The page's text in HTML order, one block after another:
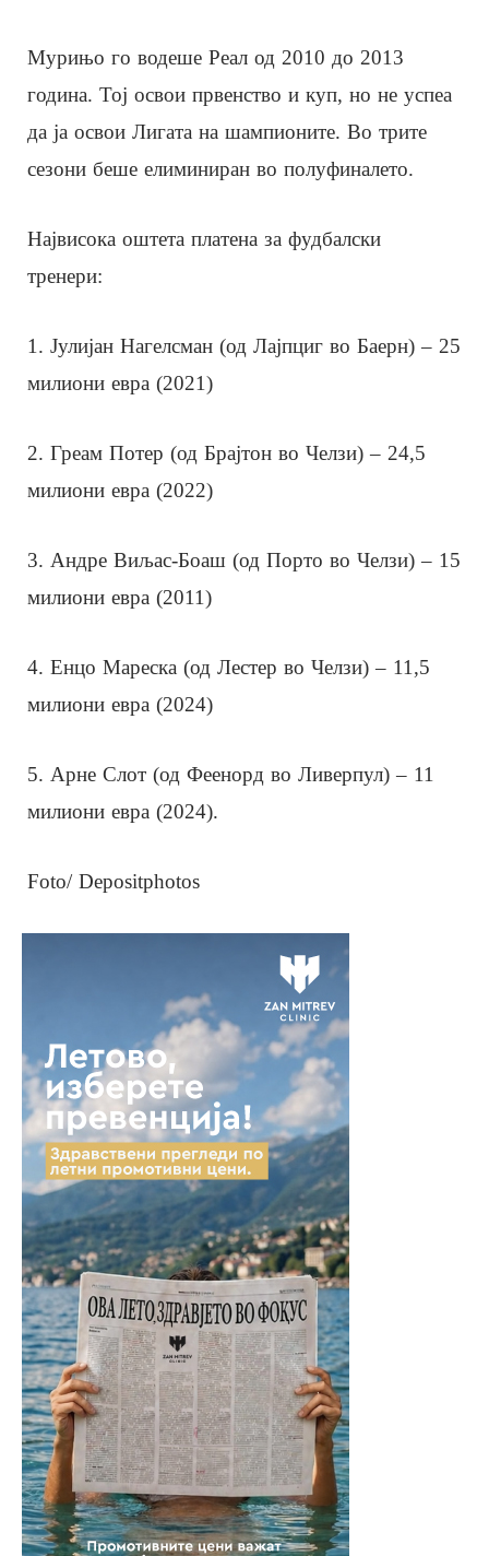
Мурињо го водеше Реал од 2010 до 2013
година. Тој освои првенство и куп, но не успеа
да ја освои Лигата на шампионите. Во трите
сезони беше елиминиран во полуфиналето.
Највисока оштета платена за фудбалски
тренери:
1. Јулијан Нагелсман (од Лајпциг во Баерн) – 25
милиони евра (2021)
2. Греам Потер (од Брајтон во Челзи) – 24,5
милиони евра (2022)
3. Андре Виљас-Боаш (од Порто во Челзи) – 15
милиони евра (2011)
4. Енцо Мареска (од Лестер во Челзи) – 11,5
милиони евра (2024)
5. Арне Слот (од Феенорд во Ливерпул) – 11
милиони евра (2024).
Foto/ Depositphotos